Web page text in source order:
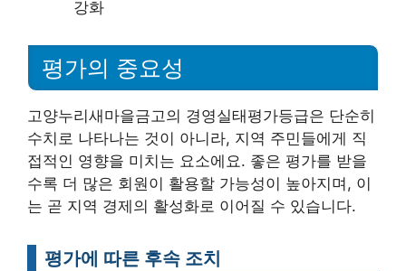
강화
평가의 중요성
고양누리새마을금고의 경영실태평가등급은 단순히
수치로 나타나는 것이 아니라, 지역 주민들에게 직
접적인 영향을 미치는 요소에요. 좋은 평가를 받을
수록 더 많은 회원이 활용할 가능성이 높아지며, 이
는 곧 지역 경제의 활성화로 이어질 수 있습니다.
평가에 따른 후속 조치